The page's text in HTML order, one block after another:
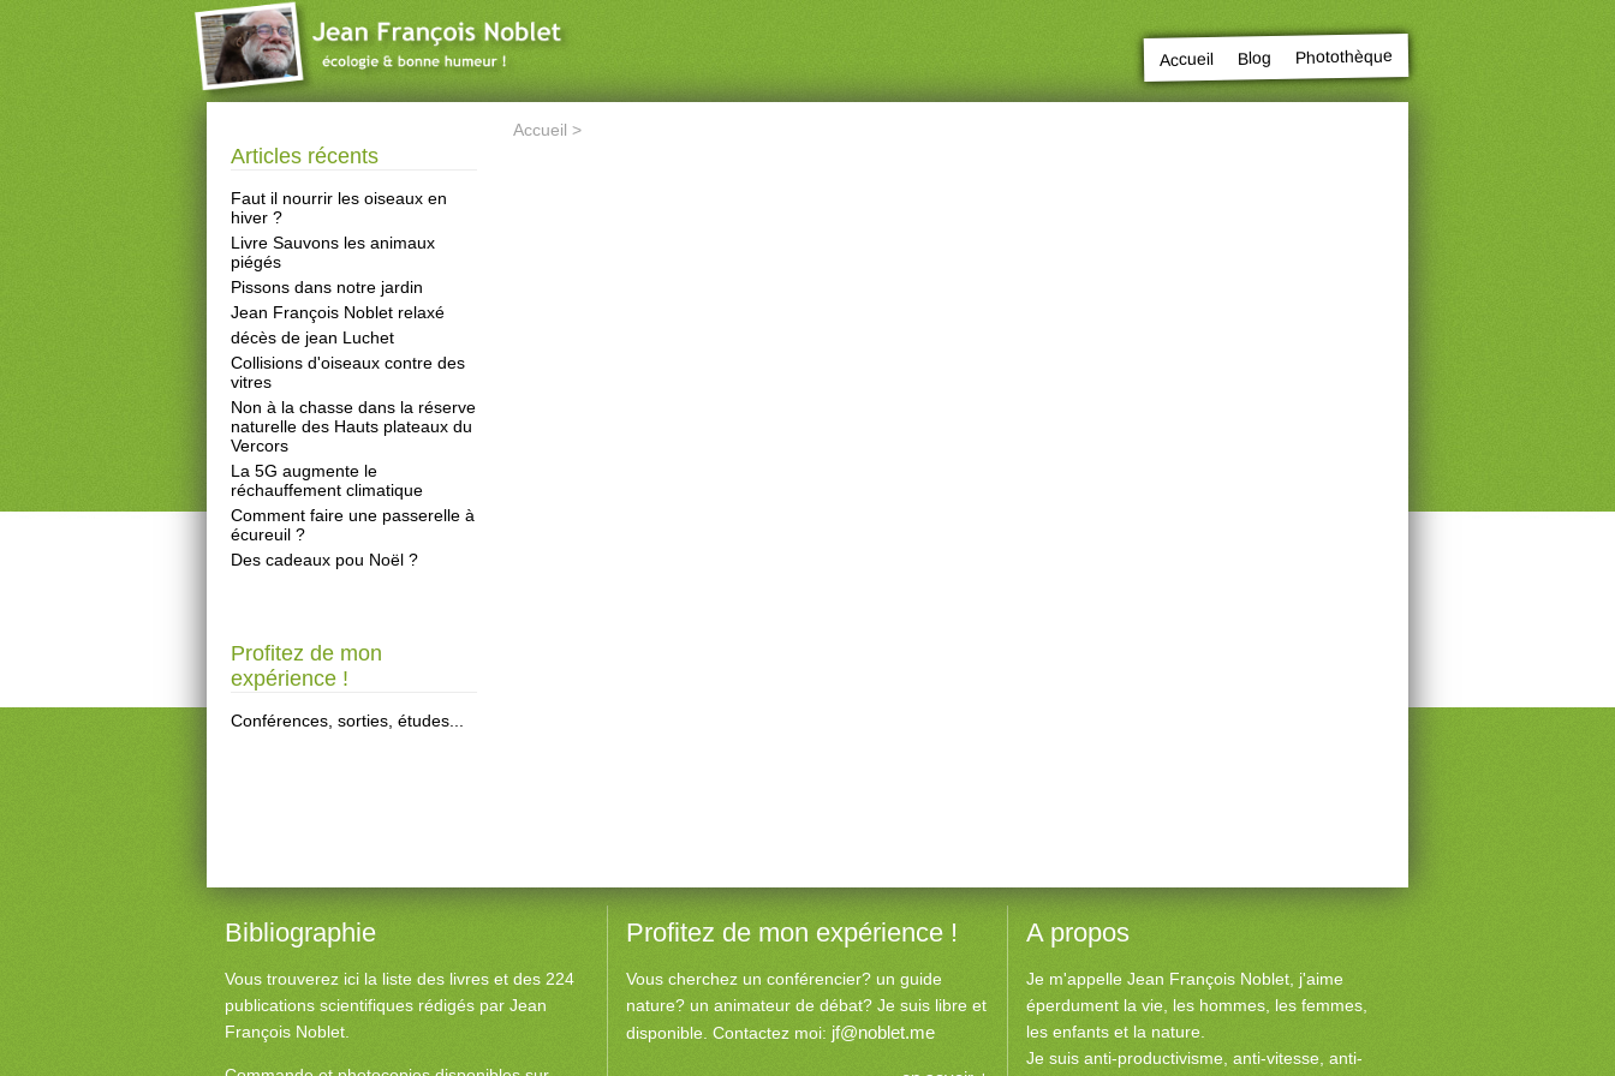
Accueil Blog Photothèque
Articles récents
Faut il nourrir les oiseaux en
hiver ?
Livre Sauvons les animaux
piégés
Pissons dans notre jardin
Jean François Noblet relaxé
décès de jean Luchet
Collisions d'oiseaux contre des
vitres
Non à la chasse dans la réserve
naturelle des Hauts plateaux du
Vercors
La 5G augmente le
réchauffement climatique
Comment faire une passerelle à
écureuil ?
Des cadeaux pou Noël ?
Profitez de mon
expérience !
Conférences, sorties, études...
Accueil >
Bibliographie
Vous trouverez ici la liste des livres et des 224
publications scientifiques rédigés par Jean
François Noblet.
Profitez de mon expérience !
Vous cherchez un conférencier? un guide
nature? un animateur de débat? Je suis libre et
disponible. Contactez moi: jf@noblet.me
A propos
Je m'appelle Jean François Noblet, j'aime
éperdument la vie, les hommes, les femmes,
les enfants et la nature.
Je suis anti-productivisme, anti-vitesse, anti-